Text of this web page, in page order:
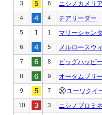
3 6 ニシノカメリア
4 4 チアリーダー
5 1 マリーシャン
6 5 メルロースウ
7 8 ビッグハッピー
8 9 オータムブリ
9 7 ユーワクイ
10 3 ニシノプロミ